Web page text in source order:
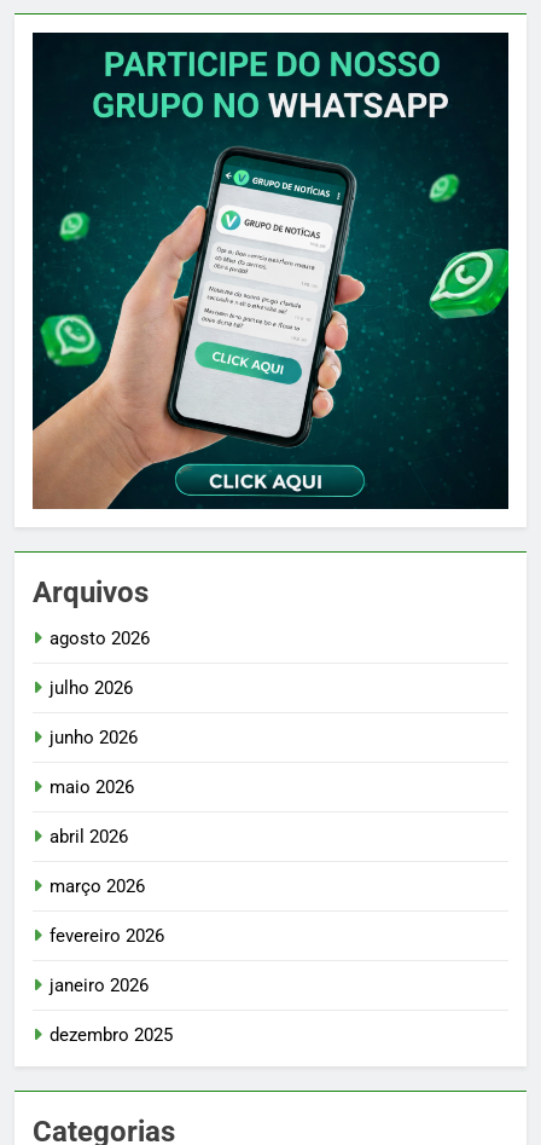
Arquivos
agosto 2026
julho 2026
junho 2026
maio 2026
abril 2026
março 2026
fevereiro 2026
janeiro 2026
dezembro 2025
Categorias